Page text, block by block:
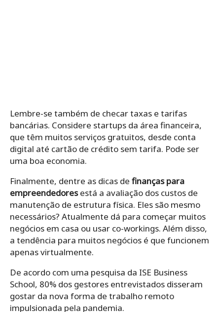
Lembre-se também de checartaxas e tarifas
bancárias. Considere startups da área financeira,
que têm muitos serviços gratuitos, desde conta
digital até cartão de crédito sem tarifa. Pode ser
uma boa economia.
Finalmente, dentre as dicas de finanças para
empreendedoresestá a avaliação dos custos de
manutenção de estrutura física. Eles são mesmo
necessários? Atualmente dá para começar muitos
negócios em casa ou usar co-workings. Além disso,
a tendência para muitos negócios é que funcionem
apenas virtualmente.
De acordo com uma pesquisa da ISE Business
School, 80% dos gestores entrevistados disseram
gostar da nova forma de trabalho remoto
impulsionada pela pandemia.